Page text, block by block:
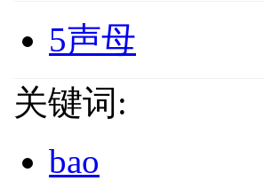
5声母
关键词:
bao